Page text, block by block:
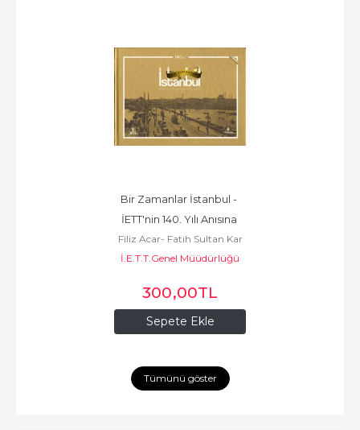
Sepete Ekle
Bir Zamanlar İstanbul -
İETT'nin 140. Yılı Anısına
140 Fotoğraf
Filiz Acar- Fatih Sultan Kar
İ.E.T.T.Genel Müüdürlüğü
300,00TL
Tümünü göster